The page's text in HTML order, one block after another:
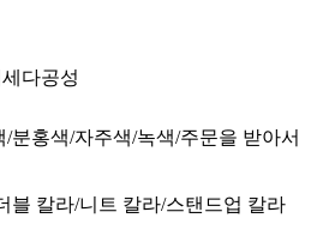
세다공성
/분홍색/자주색/녹색/주문을 받아서
블 칼라/니트 칼라/스탠드업 칼라